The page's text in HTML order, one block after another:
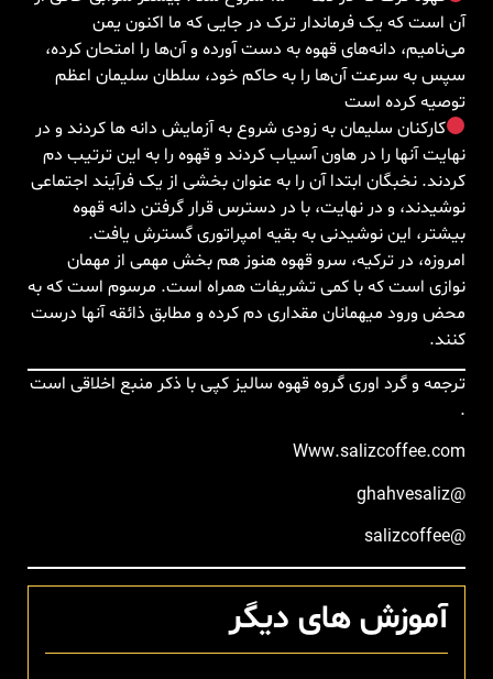
آن است که یک فرماندار ترک در جایی که ما اکنون یمن
می‌نامیم، دانه‌های قهوه به دست آورده و آن‌ها را امتحان کرده،
سپس به سرعت آن‌ها را به حاکم خود، سلطان سلیمان اعظم
توصیه کرده است
کارکنان سلیمان به زودی شروع به آزمایش دانه ها کردند و در
نهایت آنها را در هاون آسیاب کردند و قهوه را به این ترتیب دم
کردند. نخبگان ابتدا آن را به عنوان بخشی از یک فرآیند اجتماعی
نوشیدند، و در نهایت، با در دسترس قرار گرفتن دانه قهوه
بیشتر، این نوشیدنی به بقیه امپراتوری گسترش یافت.
امروزه، در ترکیه، سرو قهوه هنوز هم بخش مهمی از مهمان
نوازی است که با کمی تشریفات همراه است. مرسوم است که به
محض ورود میهمانان مقداری دم کرده و مطابق ذائقه آنها درست
کنند.
ترجمه و گرد اوری گروه قهوه سالیز کپی با ذکر منبع اخلاقی است
.
Www.salizcoffee.com
@ghahvesaliz
@salizcoffee
آموزش های دیگر